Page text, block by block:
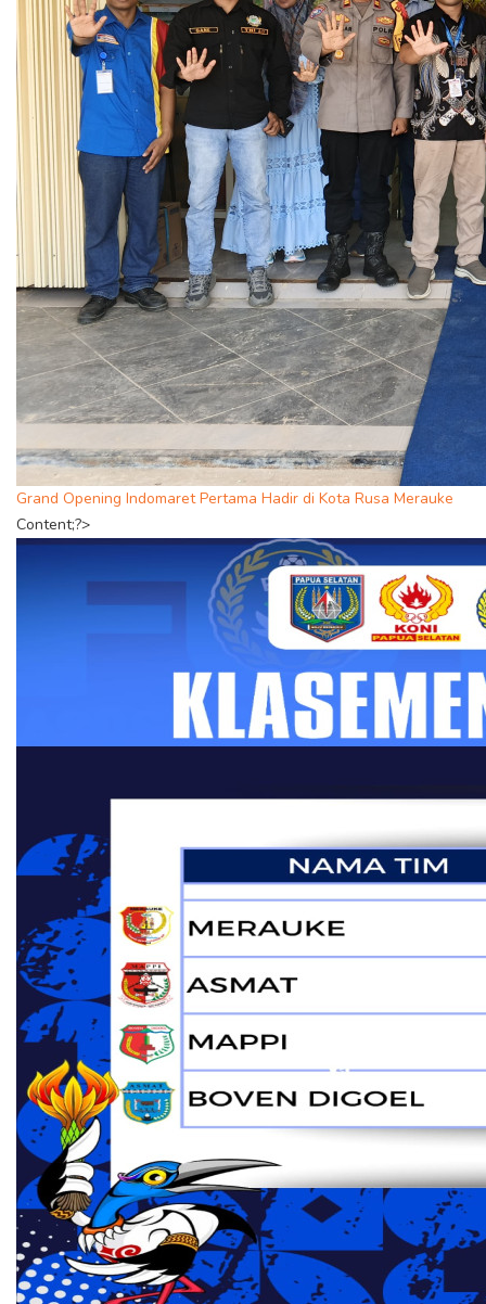
Grand Opening Indomaret Pertama Hadir di Kota Rusa Merauke
Content;?>